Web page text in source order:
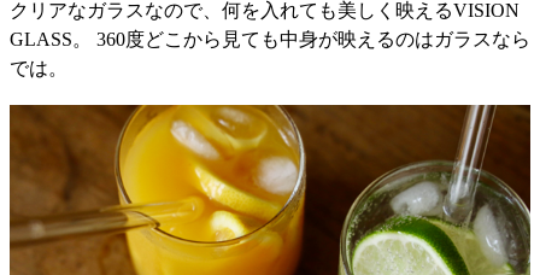
クリアなガラスなので、何を入れても美しく映えるVISION
GLASS。 360度どこから見ても中身が映えるのはガラスなら
では。